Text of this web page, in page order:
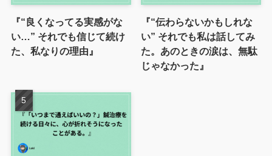
『“良くなってる実感がな
い…” それでも信じて続け
た、私なりの理由』
『“伝わらないかもしれな
い” それでも私は話してみ
た。あのときの涙は、無駄
じゃなかった』